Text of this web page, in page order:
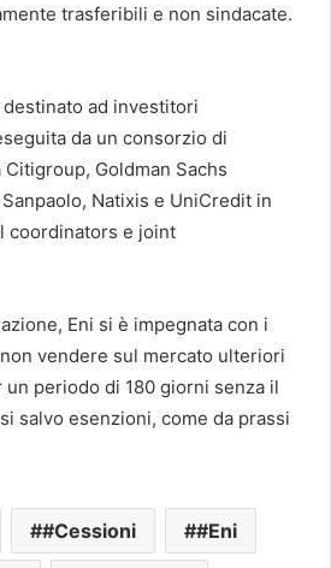
trasferibili e non sindacate.
ad investitori
da un consorzio di
Goldman Sachs
Natixis e UniCredit in
coordinators e joint
Eni si è impegnata con i
vendere sul mercato ulteriori
periodo di 180 giorni senza il
salvo esenzioni, come da prassi
#Cessioni #Eni